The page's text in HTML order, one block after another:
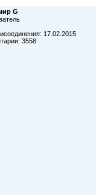
G
17.02.2015
3558